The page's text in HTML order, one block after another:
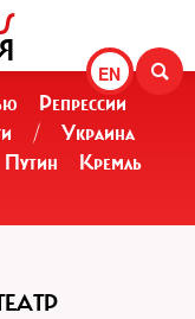
EN
Репрессии
/
Украина
Путин
Кремль